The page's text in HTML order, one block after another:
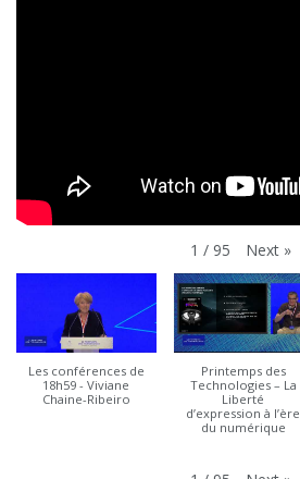
1 / 95 Next »
Les conférences de
18h59 - Viviane
Chaine-Ribeiro
Printemps des
Technologies – La
Liberté
d’expression à l’ère
du numérique